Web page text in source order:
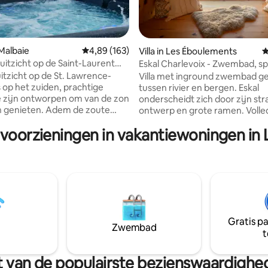
4,99 uit 5, 211 recensies
Gemiddelde beoordeling van 4,89 uit 5, 163
4,89 (163)
op de Saint-Laurent
op de St. Lawrence-
op het zuiden, prachtige
zijn ontworpen om van de zon
genieten. Adem de zoute
in
stijl, die moderniteit en
je dagen af bij de open
voor de zomer.
Villa in Les Éboulements
Eskal Charlevoix - Zwembad,
op de rivier
Villa met inground zwembad
tussen rivier en bergen. Eskal
onderscheidt zich door zijn
ontwerp en grote ramen.
open haarden, 3 ruime
eigen badkamer, 1
de spectaculaire
zachte geluid van de rivier en
watervallen in de buurt.
capaciteit 6 volwassenen en 4
in vakantiewoningen in
Zwembad
Gratis
de populairste